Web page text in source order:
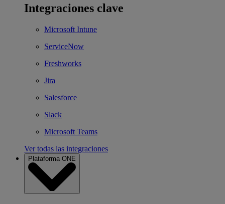
Integraciones clave
Microsoft Intune
ServiceNow
Freshworks
Jira
Salesforce
Slack
Microsoft Teams
Ver todas las integraciones
Plataforma ONE